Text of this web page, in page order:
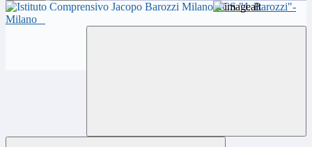
ICS "J. Barozzi"-
Milano